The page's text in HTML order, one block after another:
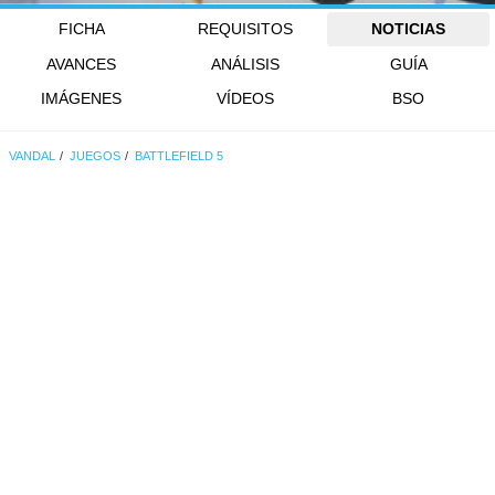
FICHA REQUISITOS
NOTICIAS
AVANCES
ANÁLISIS
GUÍA
IMÁGENES
VÍDEOS BSO
VANDAL JUEGOS BATTLEFIELD 5